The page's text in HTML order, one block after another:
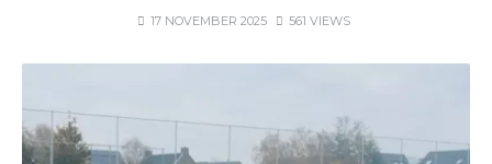
17 NOVEMBER 2025
561 VIEWS